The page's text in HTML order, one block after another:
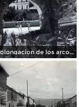
Prolongacion de los arcos de Guadalupe.